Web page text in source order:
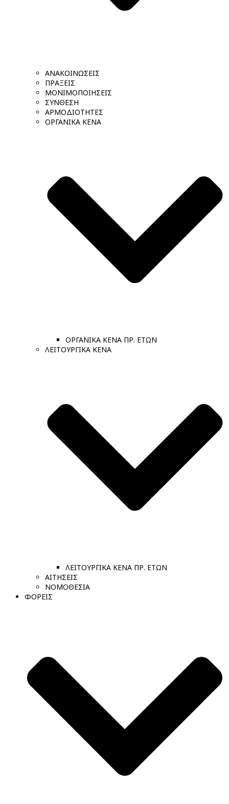
ΑΝΑΚΟΙΝΩΣΕΙΣ
ΠΡΑΞΕΙΣ
ΜΟΝΙΜΟΠΟΙΗΣΕΙΣ
ΣΥΝΘΕΣΗ
ΑΡΜΟΔΙΟΤΗΤΕΣ
ΟΡΓΑΝΙΚΑ ΚΕΝΑ
ΟΡΓΑΝΙΚΑ ΚΕΝΑ ΠΡ. ΕΤΩΝ
ΛΕΙΤΟΥΡΓΙΚΑ ΚΕΝΑ
ΛΕΙΤΟΥΡΓΙΚΑ ΚΕΝΑ ΠΡ. ΕΤΩΝ
ΑΙΤΗΣΕΙΣ
ΝΟΜΟΘΕΣΙΑ
ΦΟΡΕΙΣ